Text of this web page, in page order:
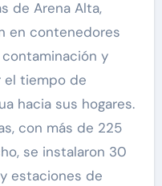
de Arena Alta,
en contenedores
y
el tiempo de
hacia sus hogares.
con más de 225
se instalaron 30
estaciones de